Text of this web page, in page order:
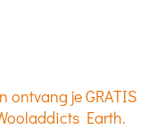
ontvang je GRATIS
Earth.